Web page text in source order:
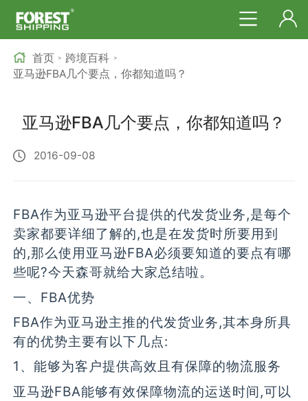
首页 > 跨境百科 >
亚马逊FBA几个要点，你都知道吗？
亚马逊FBA几个要点，你都知道吗？
2016-09-08
FBA作为亚马逊平台提供的代发货业务,是每个
卖家都要详细了解的,也是在发货时所要用到
的,那么使用亚马逊FBA必须要知道的要点有哪
些呢?今天森哥就给大家总结啦。
一、FBA优势
FBA作为亚马逊主推的代发货业务,其本身所具
有的优势主要有以下几点:
1、能够为客户提供高效且有保障的物流服务
亚马逊FBA能够有效保障物流的运送时间,可以